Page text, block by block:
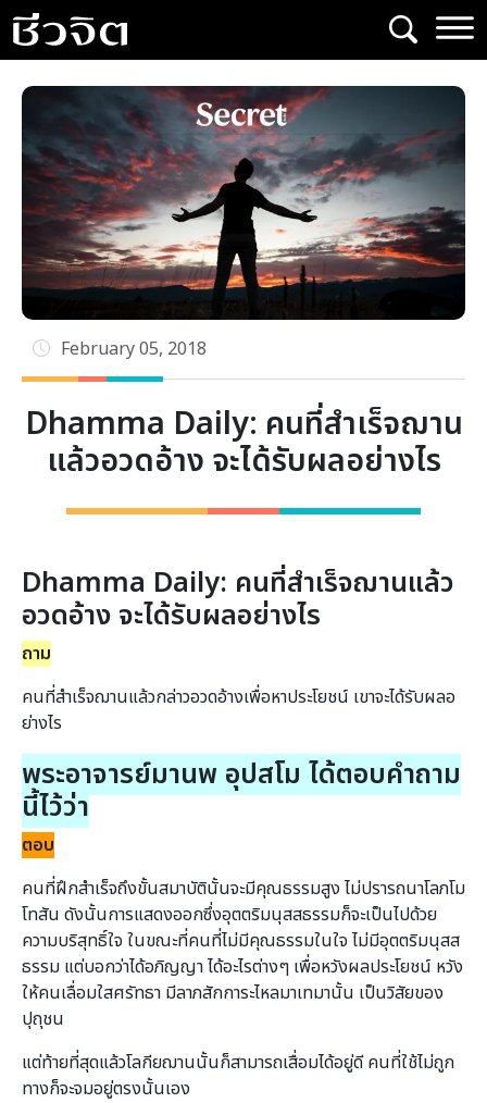
Skip
to
content
February 05, 2018
Dhamma Daily: คนที่สำเร็จฌาน
แล้วอวดอ้าง จะได้รับผลอย่างไร
Dhamma Daily: คนที่สำเร็จฌานแล้ว
อวดอ้าง จะได้รับผลอย่างไร
ถาม
คนที่สำเร็จฌานแล้วกล่าวอวดอ้างเพื่อหาประโยชน์ เขาจะได้รับผลอ
ย่างไร
พระอาจารย์มานพ อุปสโม ได้ตอบคำถาม
นี้ไว้ว่า
ตอบ
คนที่ฝึกสำเร็จถึงขั้นสมาบัตินั้นจะมีคุณธรรมสูง ไม่ปรารถนาโลภโม
โทสัน ดังนั้นการแสดงออกซึ่งอุตตริมนุสสธรรมก็จะเป็นไปด้วย
ความบริสุทธิ์ใจ ในขณะที่คนที่ไม่มีคุณธรรมในใจ ไม่มีอุตตริมนุสส
ธรรม แต่บอกว่าได้อภิญญา ได้อะไรต่างๆ เพื่อหวังผลประโยชน์ หวัง
ให้คนเลื่อมใสศรัทธา มีลาภสักการะไหลมาเทมานั้น เป็นวิสัยของ
ปุถุชน
แต่ท้ายที่สุดแล้วโลกียฌานนั้นก็สามารถเสื่อมได้อยู่ดี คนที่ใช้ไม่ถูก
ทางก็จะจมอยู่ตรงนั้นเอง